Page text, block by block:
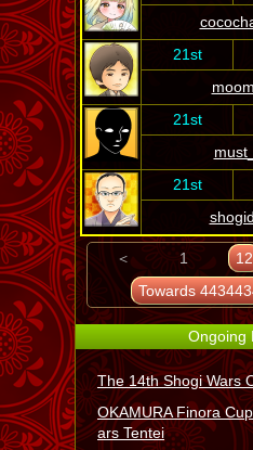
21st
21st
21st
＜ 1 12
Towards
Ongoing
The 14th Shogi Wars
OKAMURA Finora
ars Tentei